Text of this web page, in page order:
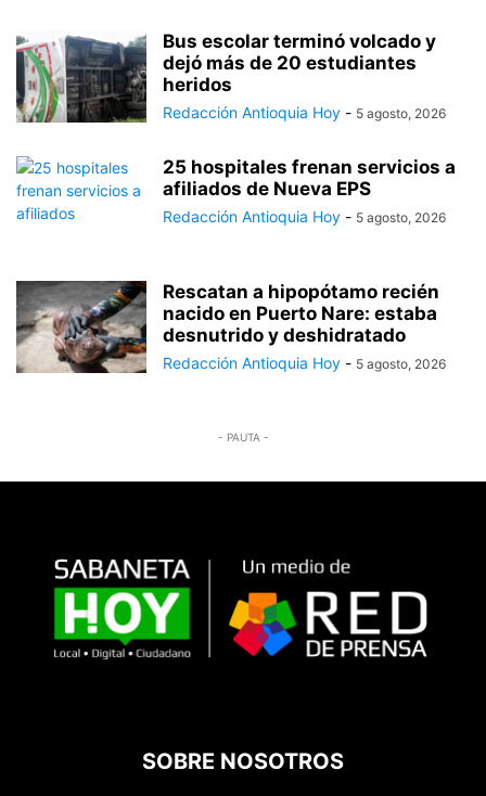
Bus escolar terminó volcado y
dejó más de 20 estudiantes
heridos
Redacción Antioquia Hoy - 5 agosto, 2026
25 hospitales frenan servicios a
afiliados de Nueva EPS
Redacción Antioquia Hoy - 5 agosto, 2026
Rescatan a hipopótamo recién
nacido en Puerto Nare: estaba
desnutrido y deshidratado
Redacción Antioquia Hoy - 5 agosto, 2026
- PAUTA -
SOBRE NOSOTROS